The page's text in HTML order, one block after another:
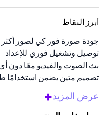
أبرز النقاط
جودة صورة فور كي لصور
توصيل وتشغيل فوري للإعداد
بث الصوت والفيديو معًا دون أي
تصميم متين يضمن استخدامًا
مثالي لعروض العمل أو المسرح
عرض المزيد+